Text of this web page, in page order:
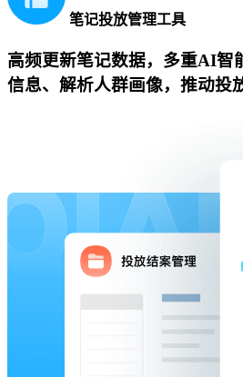
笔记投放管理工具
高频更新笔记数据，多重AI智
信息、解析人群画像，推动投